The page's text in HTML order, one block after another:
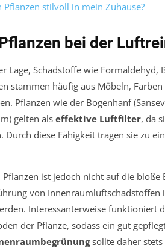
Pflanzen stilvoll in mein Zuhause?
bei der
Lage, Schadstoffe wie
stammen häufig aus Möbeln,
Pflanzen wie der Bogenhanf (
) gelten als effektive Luftfilter, da
Durch diese Fähigkeit tragen sie zu
ist jedoch nicht auf die bloße
von Innenraumluftschadstoffen
Interessanterweise funktioniert
der Pflanze, sodass ein gut
sollte daher stets